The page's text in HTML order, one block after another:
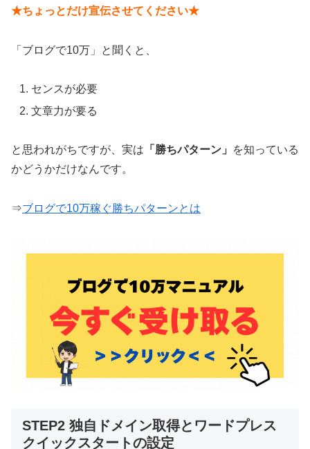
★ちょっとだけ宣伝させてください★
「ブログで10万」と聞くと、
センスが必要
文章力が要る
と思われがちですが、実は 「勝ちパターン」
を知っている
かどうかだけなんです。
⇒ブログで10万稼ぐ勝ちパターンとは
STEP2 独自ドメイン取得とワードプレス
クイックスタートの設定